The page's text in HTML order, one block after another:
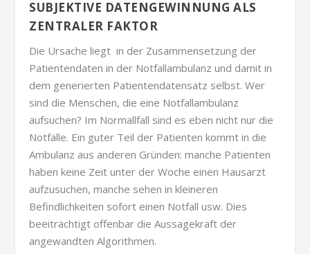
SUBJEKTIVE DATENGEWINNUNG ALS
ZENTRALER FAKTOR
Die Ursache liegt in der Zusammensetzung der
Patientendaten in der Notfallambulanz und damit in
dem generierten Patientendatensatz selbst. Wer
sind die Menschen, die eine Notfallambulanz
aufsuchen? Im Normallfall sind es eben nicht nur die
Notfälle. Ein guter Teil der Patienten kommt in die
Ambulanz aus anderen Gründen: manche Patienten
haben keine Zeit unter der Woche einen Hausarzt
aufzusuchen, manche sehen in kleineren
Befindlichkeiten sofort einen Notfall usw. Dies
beeiträchtigt offenbar die Aussagekraft der
angewandten Algorithmen.